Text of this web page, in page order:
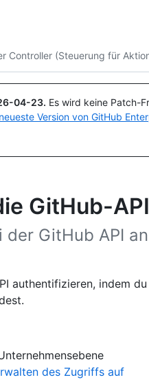
Controller (Steuerung für
04-23. Es wird keine Patch-
Version von GitHub
GitHub-API
GitHub API
authentifizieren, indem
des Zugriffs auf